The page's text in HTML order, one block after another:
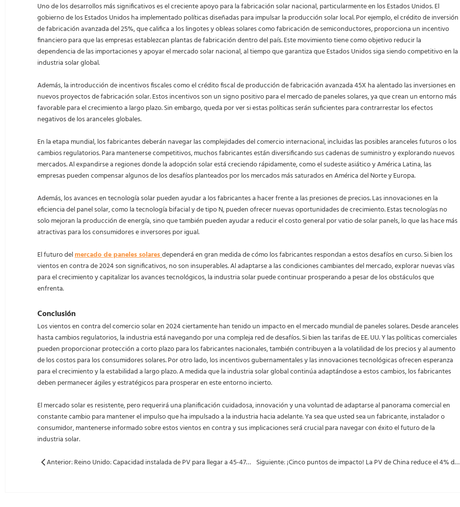
Uno de los desarrollos más significativos es el creciente apoyo para la fabricación solar nacional, particularmente en los Estados Unidos. El
gobierno de los Estados Unidos ha implementado políticas diseñadas para impulsar la producción solar local. Por ejemplo, el crédito de inversión
de fabricación avanzada del 25%, que califica a los lingotes y obleas solares como fabricación de semiconductores, proporciona un incentivo
financiero para que las empresas establezcan plantas de fabricación dentro del país. Este movimiento tiene como objetivo reducir la
dependencia de las importaciones y apoyar el mercado solar nacional, al tiempo que garantiza que Estados Unidos siga siendo competitivo en la
industria solar global.
Además, la introducción de incentivos fiscales como el crédito fiscal de producción de fabricación avanzada 45X ha alentado las inversiones en
nuevos proyectos de fabricación solar. Estos incentivos son un signo positivo para el mercado de paneles solares, ya que crean un entorno más
favorable para el crecimiento a largo plazo. Sin embargo, queda por ver si estas políticas serán suficientes para contrarrestar los efectos
negativos de los aranceles globales.
En la etapa mundial, los fabricantes deberán navegar las complejidades del comercio internacional, incluidas las posibles aranceles futuros o los
cambios regulatorios. Para mantenerse competitivos, muchos fabricantes están diversificando sus cadenas de suministro y explorando nuevos
mercados. Al expandirse a regiones donde la adopción solar está creciendo rápidamente, como el sudeste asiático y América Latina, las
empresas pueden compensar algunos de los desafíos planteados por los mercados más saturados en América del Norte y Europa.
Además, los avances en tecnología solar pueden ayudar a los fabricantes a hacer frente a las presiones de precios. Las innovaciones en la
eficiencia del panel solar, como la tecnología bifacial y de tipo N, pueden ofrecer nuevas oportunidades de crecimiento. Estas tecnologías no
solo mejoran la producción de energía, sino que también pueden ayudar a reducir el costo general por vatio de solar panels, lo que las hace más
atractivas para los consumidores e inversores por igual.
El futuro delmercado de paneles solaresdependerá en gran medida de cómo los fabricantes respondan a estos desafíos en curso. Si bien los
vientos en contra de 2024 son significativos, no son insuperables. Al adaptarse a las condiciones cambiantes del mercado, explorar nuevas vías
para el crecimiento y capitalizar los avances tecnológicos, la industria solar puede continuar prosperando a pesar de los obstáculos que
enfrenta.
Conclusión
Los vientos en contra del comercio solar en 2024 ciertamente han tenido un impacto en el mercado mundial de paneles solares. Desde aranceles
hasta cambios regulatorios, la industria está navegando por una compleja red de desafíos. Si bien las tarifas de EE. UU. Y las políticas comerciales
pueden proporcionar protección a corto plazo para los fabricantes nacionales, también contribuyen a la volatilidad de los precios y al aumento
de los costos para los consumidores solares. Por otro lado, los incentivos gubernamentales y las innovaciones tecnológicas ofrecen esperanza
para el crecimiento y la estabilidad a largo plazo. A medida que la industria solar global continúa adaptándose a estos cambios, los fabricantes
deben permanecer ágiles y estratégicos para prosperar en este entorno incierto.
El mercado solar es resistente, pero requerirá una planificación cuidadosa, innovación y una voluntad de adaptarse al panorama comercial en
constante cambio para mantener el impulso que ha impulsado a la industria hacia adelante. Ya sea que usted sea un fabricante, instalador o
consumidor, mantenerse informado sobre estos vientos en contra y sus implicaciones será crucial para navegar con éxito el futuro de la
industria solar.
Anterior: Reino Unido: Capacidad instalada de PV para llegar a 45-47GW para 2030 Siguiente: ¡Cinco puntos de impacto! La PV de China reduce el 4% de la tasa de reembolso de impuestos de exportación un gran problema